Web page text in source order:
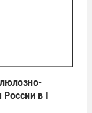
в I